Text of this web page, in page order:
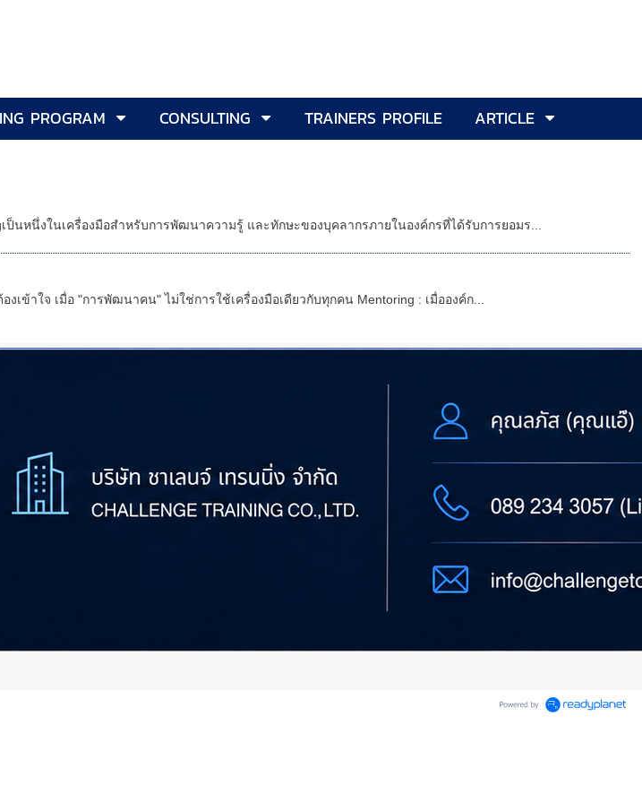
PROGRAM CONSULTING TRAINERS PROFILE ARTICLE
ป็นหนึ่งในเครื่องมือสำหรับการพัฒนาความรู้ และทักษะของบุคลากรภายในองค์กรที่ได้รับการยอมร...
ข้าใจ เมื่อ "การพัฒนาคน" ไม่ใช่การใช้เครื่องมือเดียวกับทุกคน Mentoring : เมื่อองค์ก...